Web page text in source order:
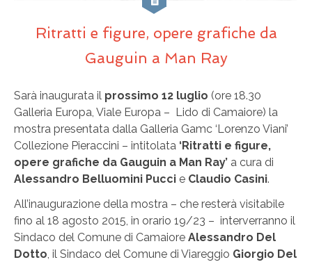
Ritratti e figure, opere grafiche da
Gauguin a Man Ray
Sarà inaugurata il prossimo 12 luglio (ore 18.30
Galleria Europa, Viale Europa – Lido di Camaiore) la
mostra presentata dalla Galleria Gamc ‘Lorenzo Viani’
Collezione Pieraccini – intitolata ‘Ritratti e figure,
opere grafiche da Gauguin a Man Ray’ a cura di
Alessandro Belluomini Pucci e Claudio Casini.
All’inaugurazione della mostra – che resterà visitabile
fino al 18 agosto 2015, in orario 19/23 – interverranno il
Sindaco del Comune di Camaiore Alessandro Del
Dotto, il Sindaco del Comune di Viareggio Giorgio Del